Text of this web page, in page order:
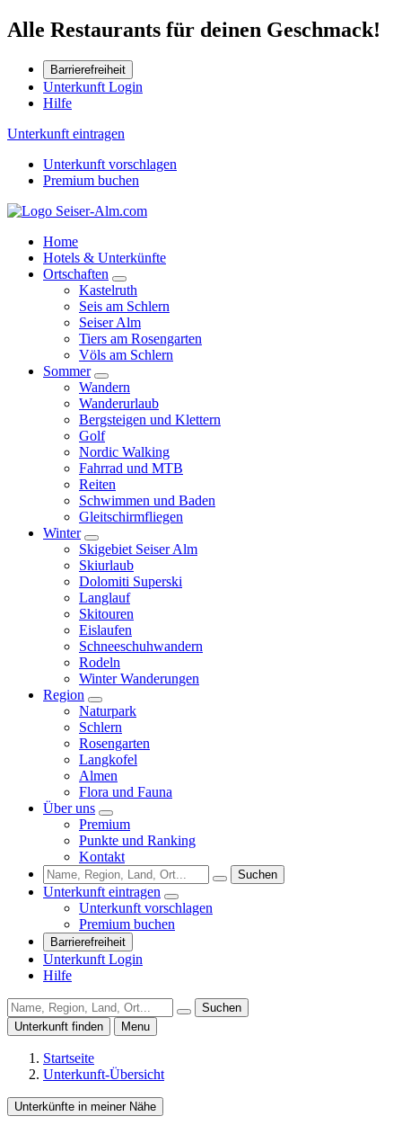
Alle Restaurants für deinen Geschmack!
Barrierefreiheit
Unterkunft Login
Hilfe
Unterkunft eintragen
Unterkunft vorschlagen
Premium buchen
Home
Hotels & Unterkünfte
Ortschaften
Kastelruth
Seis am Schlern
Seiser Alm
Tiers am Rosengarten
Völs am Schlern
Sommer
Wandern
Wanderurlaub
Bergsteigen und Klettern
Golf
Nordic Walking
Fahrrad und MTB
Reiten
Schwimmen und Baden
Gleitschirmfliegen
Winter
Skigebiet Seiser Alm
Skiurlaub
Dolomiti Superski
Langlauf
Skitouren
Eislaufen
Schneeschuhwandern
Rodeln
Winter Wanderungen
Region
Naturpark
Schlern
Rosengarten
Langkofel
Almen
Flora und Fauna
Über uns
Premium
Punkte und Ranking
Kontakt
Suchen
Unterkunft eintragen
Unterkunft vorschlagen
Premium buchen
Barrierefreiheit
Unterkunft Login
Hilfe
Suchen
Unterkunft finden
Menu
Startseite
Unterkunft-Übersicht
Unterkünfte in meiner Nähe